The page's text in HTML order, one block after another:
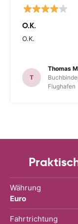
O.K.
O.K.
T
Thomas
Flughafen
Währung
Euro
Fahrtrichtung